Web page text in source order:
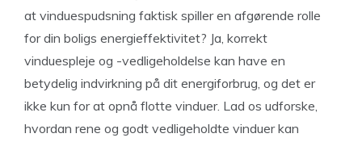
at vinduespudsning faktisk spiller en afgørende rolle
for din boligs energieffektivitet? Ja, korrekt
vinduespleje og -vedligeholdelse kan have en
betydelig indvirkning på dit energiforbrug, og det er
ikke kun for at opnå flotte vinduer. Lad os udforske,
hvordan rene og godt vedligeholdte vinduer kan